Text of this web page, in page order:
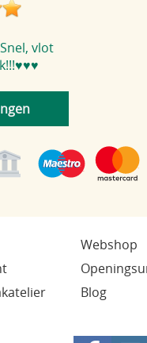
vlot
Webshop
Blog